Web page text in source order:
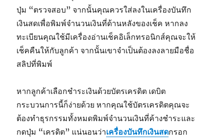
ปุ่ม “ตรวจสอบ” จากนั้นคุณควรใส่ลงในเครื่องบันทึก
เงินสดเพื่อพิมพ์จำนวนเงินที่ด้านหลังของเช็ค หากลง
ทะเบียนคุณใช้มีเครื่องอ่านเช็คอิเล็กทรอนิกส์คุณจะให้
เช็คคืนให้กับลูกค้า จากนั้นเขาจำเป็นต้องลงลายมือชื่อ
สลิปที่พิมพ์
หากลูกค้าเลือกชำระเงินด้วยบัตรเครดิต เดบิต
กระบวนการนี้ก็ง่ายด้วย หากคุณใช้บัตรเครดิตคุณจะ
ต้องทำธุรกรรมทั้งหมดพิมพ์จำนวนเงินที่ค้างชำระและ
กดปุ่ม “เครดิต” แน่นอนว่าเครื่องบันทึกเงินสดกรอก